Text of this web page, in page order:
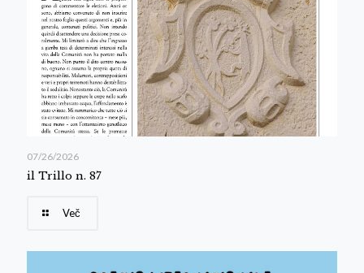
07/26/2026
il Trillo n. 87
Več